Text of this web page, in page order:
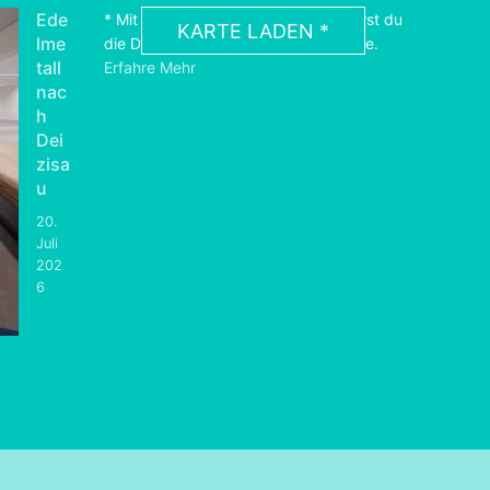
Ede
lme
tall
nac
h
Dei
zisa
u
20.
Juli
202
6
KARTE LADEN *
* Mit dem Laden der Karte akzeptierst du
die Datenschutzerklärung von Google.
Erfahre Mehr